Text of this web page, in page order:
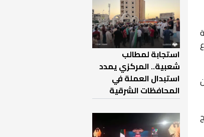
استجابة لمطالب
شعبية.. المركزي يمدد
استبدال العملة في
المحافظات الشرقية